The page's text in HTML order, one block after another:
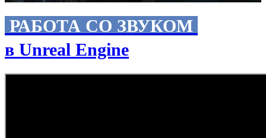
РАБОТА СО ЗВУКОМ
в Unreal Engine